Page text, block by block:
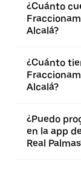
¿Cuánto
Alcalá?
¿Cuánto
Alcalá?
¿Puedo
en la app
Real